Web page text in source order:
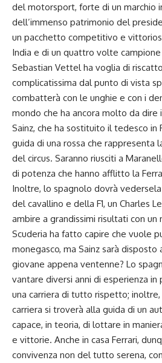
del motorsport, forte di un marchio
dell’immenso patrimonio del
un pacchetto competitivo e
India e di un quattro volte
Sebastian Vettel ha voglia di
complicatissima dal punto di vista
combatterà con le unghie e con i
mondo che ha ancora molto da dire
Sainz, che ha sostituito il tedesco in
guida di una rossa che rappresenta
del circus. Saranno riusciti a
di potenza che hanno afflitto la
Inoltre, lo spagnolo dovrà
del cavallino e della F1, un Charles
ambire a grandissimi risultati con
Scuderia ha fatto capire che vuole
monegasco, ma Sainz sarà disposto
giovane appena ventenne? Lo
vantare diversi anni di esperienza
una carriera di tutto rispetto;
carriera si troverà alla guida di un
capace, in teoria, di lottare in
e vittorie. Anche in casa Ferrari,
convivenza non del tutto serena,